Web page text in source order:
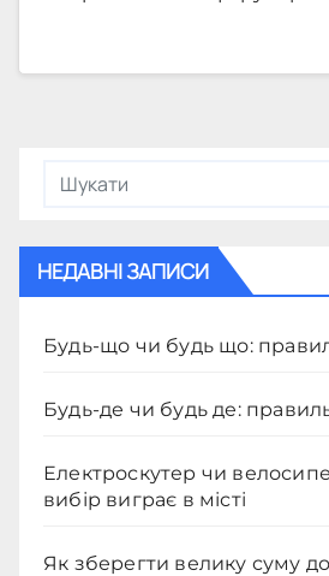
НЕДАВНІ ЗАПИСИ
Будь-що чи будь що:
Будь-де чи будь де:
Електроскутер чи
вибір виграє в місті
Як зберегти велику суму